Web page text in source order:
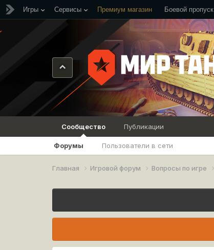
Игры Сервисы Премиум магазин Боевой пропуск
Сообщество
Форумы Пользователи в сети
Публикации
Главная Игровой форум Вопросы по игре